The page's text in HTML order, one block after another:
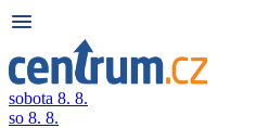
sobota 8. 8.
so 8. 8.